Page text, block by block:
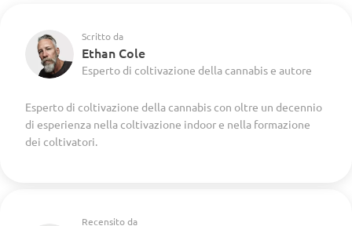
Scritto da
Ethan Cole
Esperto di coltivazione della cannabis e autore
Esperto di coltivazione della cannabis con oltre un decennio
di esperienza nella coltivazione indoor e nella formazione
dei coltivatori.
Recensito da